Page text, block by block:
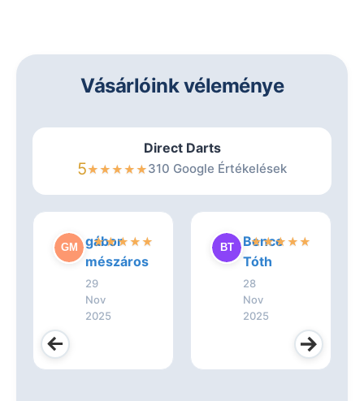
Vásárlóink véleménye
Direct Darts
5★★★★★310 Google Értékelések
gábor
mészáros
29
Nov
2025
★★★★★
Bence
Tóth
28
Nov
2025
★★★★★